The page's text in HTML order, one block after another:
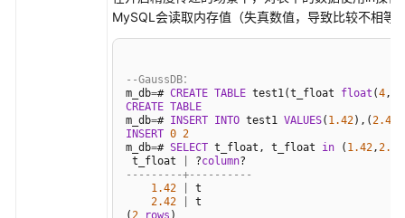
Compatibility
MySQL会读取内存值（失真数值，导致比较不相等
--GaussDB：
m_db=# CREATE TABLE test1(t_float float (4,
CREATE TABLE
m_db=# INSERT INTO test1 VALUES( 1.42),(2.42
INSERT 0 2
m_db=# SELECT t_float, t_float in ( 1.42,2.42
t_float
?column
---------+----------
1.42
t
2.42
t
(2 rows